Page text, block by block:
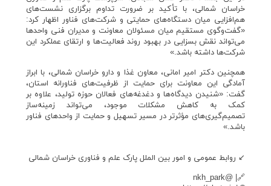
خراسان شمالی، با تأکید بر ضرورت تداوم برگزاری نشست‌های
هم‌افزایی میان دستگاه‌های حمایتی و شرکت‌های فناور اظهار کرد:
«گفت‌وگوی مستقیم میان مسئولان معاونت و مدیران فنی واحدها
می‌تواند نقش بسزایی در بهبود روند فعالیت‌ها و ارتقای عملکرد این
شرکت‌ها داشته باشد.»
همچنین دکتر امیر امانی، معاون غذا و دارو خراسان شمالی، با ابراز
آمادگی این معاونت برای حمایت از ظرفیت‌های فناورانه استان،
گفت: «شنیدن دیدگاه‌ها و دغدغه‌های فعالان حوزه تولید، علاوه بر
کمک به کاهش مشکلات موجود، می‌تواند زمینه‌ساز
تصمیم‌گیری‌های مؤثرتر در مسیر تسهیل و حمایت از واحدهای فناور
باشد.»
↙️ روابط عمومی و امور بین الملل پارک علم و فناوری خراسان شمالی
🔗| @nkh_park